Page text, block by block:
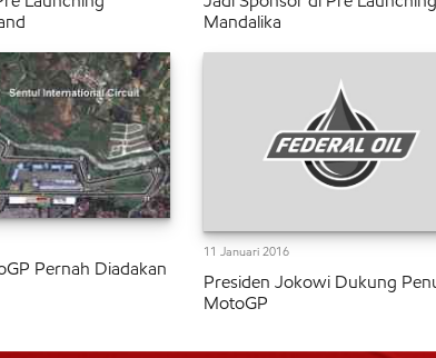
Mandalika
Pernah Diadakan
11 Januari 2016
Presiden Jokowi Dukung
MotoGP